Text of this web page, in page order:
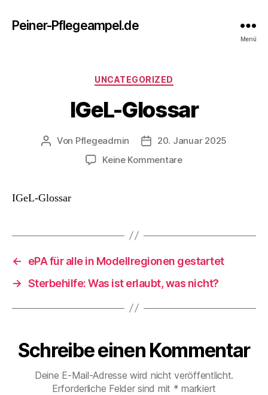
Peiner-Pflegeampel.de
Menü
Kategorien
UNCATEGORIZED
IGeL-Glossar
Beitragsautor
Von Pflegeadmin Beitragsdatum
20. Januar 2025
Keine Kommentarezu
IGeL-Glossar
←
ePA für alle in Modellregionen gestartet
→ Sterbehilfe: Was ist erlaubt, was nicht?
Schreibe einen Kommentar
Deine E-Mail-Adresse wird nicht veröffentlicht.
Erforderliche Felder sind mit * markiert